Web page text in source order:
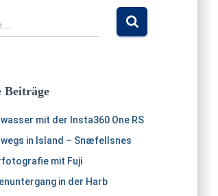
Beiträge
mit der Insta360 One RS
in Island – Snæfellsnes
mit Fuji
in der Harb